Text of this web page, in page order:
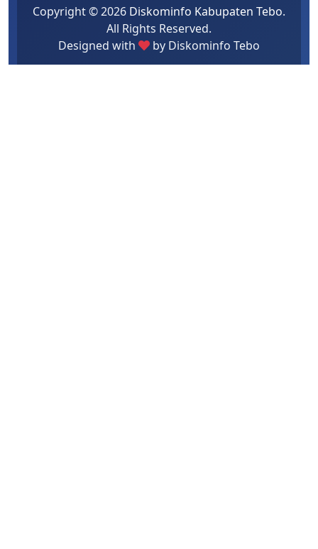
Copyright ©2026 Diskominfo Kabupaten Tebo.
All Rights Reserved.
Designed with
by Diskominfo Tebo